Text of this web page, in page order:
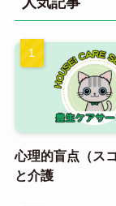
心理的盲点（ス
と介護